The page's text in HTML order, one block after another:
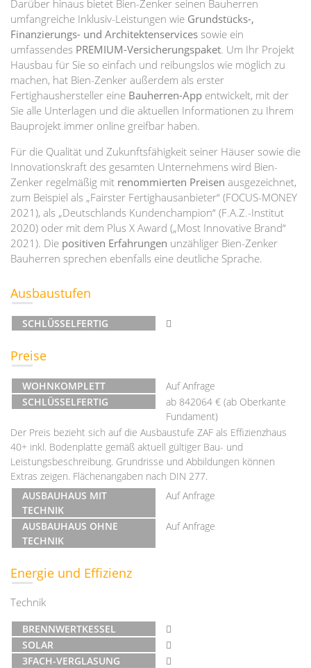
Darüber hinaus bietet Bien-Zenker seinen Bauherren
umfangreiche Inklusiv-Leistungen wie Grundstücks-,
Finanzierungs- und Architektenservices sowie ein
umfassendes PREMIUM-Versicherungspaket. Um Ihr Projekt
Hausbau für Sie so einfach und reibungslos wie möglich zu
machen, hat Bien-Zenker außerdem als erster
Fertighaushersteller eine Bauherren-App entwickelt, mit der
Sie alle Unterlagen und die aktuellen Informationen zu Ihrem
Bauprojekt immer online greifbar haben.
Für die Qualität und Zukunftsfähigkeit seiner Häuser sowie die
Innovationskraft des gesamten Unternehmens wird Bien-
Zenker regelmäßig mit renommierten Preisen ausgezeichnet,
zum Beispiel als „Fairster Fertighausanbieter“ (FOCUS-MONEY
2021), als „Deutschlands Kundenchampion“ (F.A.Z.-Institut
2020) oder mit dem Plus X Award („Most Innovative Brand“
2021). Die positiven Erfahrungen unzähliger Bien-Zenker
Bauherren sprechen ebenfalls eine deutliche Sprache.
Ausbaustufen
SCHLÜSSELFERTIG
Preise
WOHNKOMPLETT
Auf Anfrage
SCHLÜSSELFERTIG
ab 842064 € (ab Oberkante
Fundament)
Der Preis bezieht sich auf die Ausbaustufe ZAF als Effizienzhaus
40+ inkl. Bodenplatte gemäß aktuell gültiger Bau- und
Leistungsbeschreibung. Grundrisse und Abbildungen können
Extras zeigen. Flächenangaben nach DIN 277.
AUSBAUHAUS MIT
TECHNIK
Auf Anfrage
AUSBAUHAUS OHNE
TECHNIK
Auf Anfrage
Energie und Effizienz
Technik
BRENNWERTKESSEL
SOLAR
3FACH-VERGLASUNG